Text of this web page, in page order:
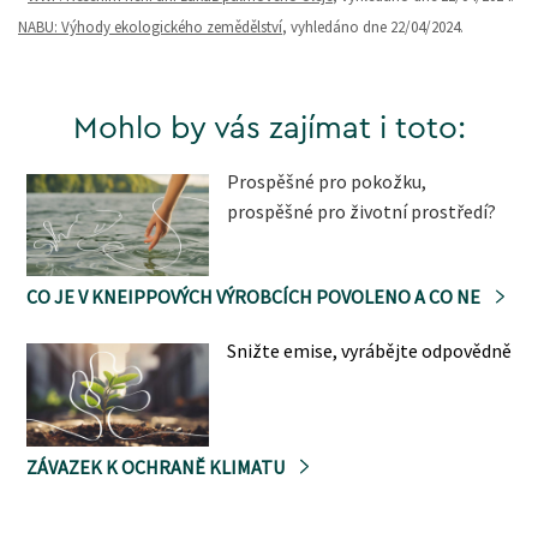
NABU: Výhody ekologického zemědělství, vyhledáno dne 22/04/2024.
Mohlo by vás zajímat i toto:
Prospěšné pro pokožku,
prospěšné pro životní prostředí?
CO JE V KNEIPPOVÝCH VÝROBCÍCH POVOLENO A CO NE
Snižte emise, vyrábějte odpovědně
ZÁVAZEK K OCHRANĚ KLIMATU